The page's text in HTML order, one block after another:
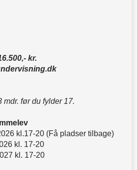
kr.
mdr. før du fylder 17.
kl.17-20 (Få pladser tilbage)
kl. 17-20
kl. 17-20